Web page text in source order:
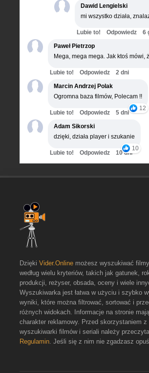
Dawid Lengielski
mi wszystko działa,
Lubie to! Odpowiedz
6
Paweł Pietrzop
Mega, mega mega. Jak ktoś mówi,
Lubie to! Odpowiedz
2 dni
Marcin Andrzej Polak
Ogromna baza filmów, Polecam !!
12
Lubie to! Odpowiedz
5 dni
Adam Sikorski
dzięki, działa player i szukanie
10
Lubie to! Odpowiedz 10 dni
Dzięki Vider.Online możesz wyszukiwać
według wielu kryteriów, takich jak gatunek,
produkcji, reżyser, obsada, oceny i wiele
Wyszukiwarka jest łatwa w użyciu i szybko
wyniki, które można filtrować, sortować i
różnych widokach. Informacje na stronie mają
charakter reklamowy. Przed skorzystaniem z
wyszukiwarki filmów i seriali należy
Regulamin . Jeśli się z nim nie zgadzasz